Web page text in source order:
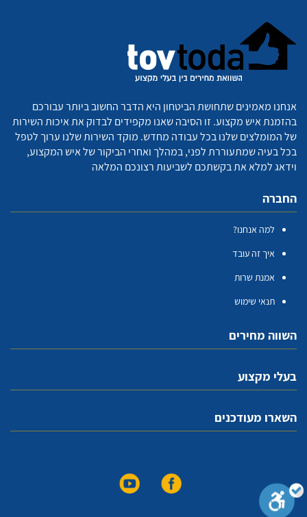
אנחנו מאמינים שתחושת הביטחון היא הדבר החשוב ביותר עבורכם
בהזמנת איש מקצוע. זו הסיבה שאנו מקפידים לבדוק את איכות השירות
של המומלצים שלנו בכל עבודה מחדש. מוקד השירות שלנו ערוך לטפל
בכל בעיה שמתעוררת לפני, במהלך ואחרי הביקור של איש המקצוע,
וידאג למלא את בקשתכם לשביעות רצונכם המלאה
החברה
למה אנחנו?
איך זה עובד
אמנת שרות
תנאי שימוש
השווה מחירים
בעלי מקצוע
השארו מעודכנים